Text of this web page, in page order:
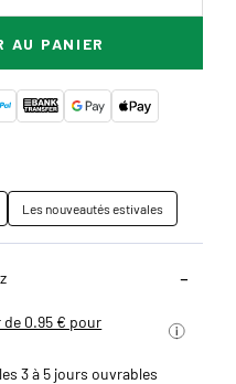
AU PANIER
Les nouveautés estivales
0.95 € pour
3 à 5 jours ouvrables